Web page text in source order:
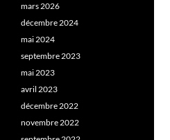
mars 2026
décembre 2024
mai 2024
septembre 2023
mai 2023
avril 2023
décembre 2022
novembre 2022